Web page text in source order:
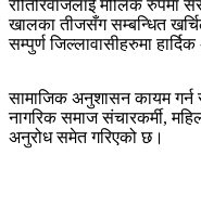
रीतिरिवाजलाई मौलिक रुपमा
खालका तीजसँग सम्बन्धित
सम्पुर्ण जिल्लावासीहरुमा
सामाजिक अनुशासन कायम गर्न
नागरिक समाज संचारकर्मी,
अनुरोध समेत गरिएको छ।